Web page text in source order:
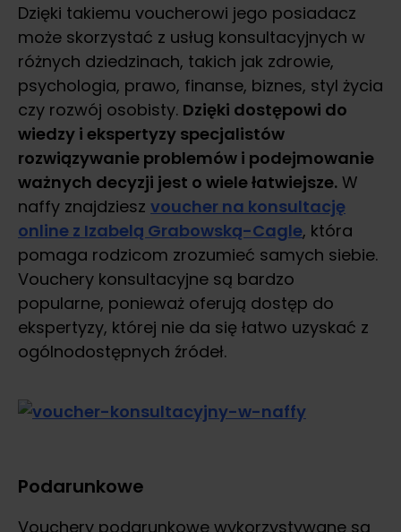
Dzięki takiemu voucherowi jego posiadacz
może skorzystać z usług konsultacyjnych w
różnych dziedzinach, takich jak zdrowie,
psychologia, prawo, finanse, biznes, styl życia
czy rozwój osobisty. Dzięki dostępowi do
wiedzy i ekspertyzy specjalistów
rozwiązywanie problemów i podejmowanie
ważnych decyzji jest o wiele łatwiejsze. W
naffy znajdziesz voucher na konsultację
online z Izabelą Grabowską-Cagle, która
pomaga rodzicom zrozumieć samych siebie.
Vouchery konsultacyjne są bardzo
popularne, ponieważ oferują dostęp do
ekspertyzy, której nie da się łatwo uzyskać z
ogólnodostępnych źródeł.
Podarunkowe
Vouchery podarunkowe wykorzystywane są